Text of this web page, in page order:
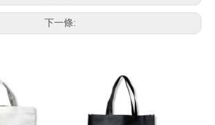
下一條: